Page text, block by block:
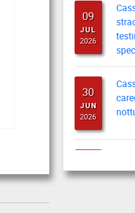
JUL
2026
JUN
2026
JUN